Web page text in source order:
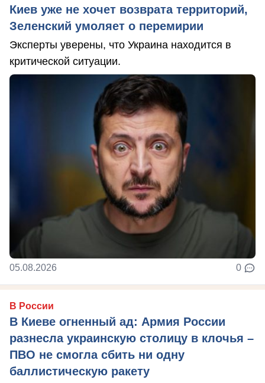
Киев уже не хочет возврата территорий,
Зеленский умоляет о перемирии
Эксперты уверены, что Украина находится в
критической ситуации.
05.08.2026 0
В России
В Киеве огненный ад: Армия России
разнесла украинскую столицу в клочья –
ПВО не смогла сбить ни одну
баллистическую ракету